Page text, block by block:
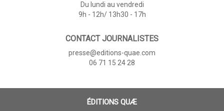
Du lundi au vendredi
9h - 12h/ 13h30 - 17h
CONTACT JOURNALISTES
presse@editions-quae.com
06 71 15 24 28
ÉDITIONS QUÆ